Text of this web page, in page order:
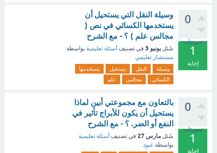
0
تصويتات
1
إجابة
وسيلة النقل التي يستحيل أن
يستخدمها الكسائي في نص (
مجالس علم ) ؟ - مع الشرح
سُئل يونيو 3 في تصنيف أسئلة تعليمية بواسطة
مستشار تعليمي
وسيلة النقل يستحيل
يستخدمها
الكسائي
مجالس علم
0
تصويتات
1
إجابة
بالتعاون مع مجموعتي أبين لماذا
يستحيل أن يكون للأبراج تأثير في
النفع أو الضر. ؟ - مع الشرح
سُئل مارس 27 في تصنيف أسئلة تعليمية
بواسطة عبود